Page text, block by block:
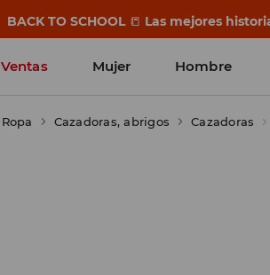
BACK TO SCHOOL 📒 Las mejores
Ventas Mujer Hombre
Ropa Cazadoras, abrigos Cazadoras